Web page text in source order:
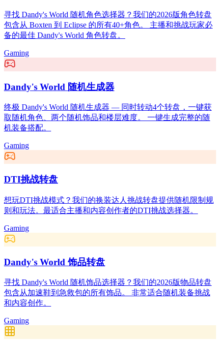
寻找 Dandy's World 随机角色选择器？我们的2026版角色转盘
包含从 Boxten 到 Eclipse 的所有40+角色。 主播和挑战玩家必
备的最佳 Dandy's World 角色转盘。
Gaming
Dandy's World 随机生成器
终极 Dandy's World 随机生成器 — 同时转动4个转盘，一键获
取随机角色、两个随机饰品和楼层难度。 一键生成完整的随
机装备搭配。
Gaming
DTI挑战转盘
想玩DTI挑战模式？我们的换装达人挑战转盘提供随机限制规
则和玩法。最适合主播和内容创作者的DTI挑战选择器。
Gaming
Dandy's World 饰品转盘
寻找 Dandy's World 随机饰品选择器？我们的2026版物品转盘
包含从加速鞋到急救包的所有饰品。 非常适合随机装备挑战
和内容创作。
Gaming